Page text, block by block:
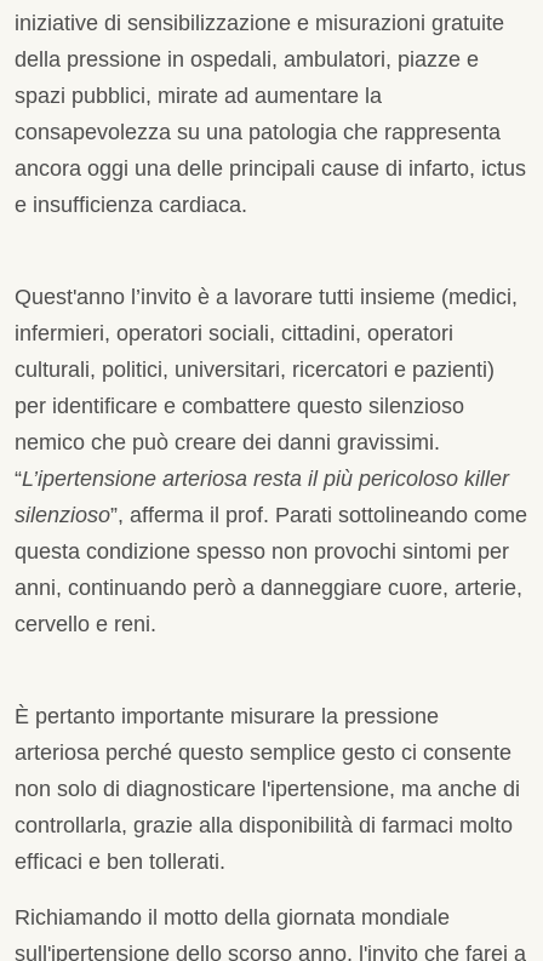
iniziative di sensibilizzazione e misurazioni gratuite
della pressione in ospedali, ambulatori, piazze e
spazi pubblici, mirate ad aumentare la
consapevolezza su una patologia che rappresenta
ancora oggi una delle principali cause di infarto, ictus
e insufficienza cardiaca.
Quest'anno l’invito è a lavorare tutti insieme (medici,
infermieri, operatori sociali, cittadini, operatori
culturali, politici, universitari, ricercatori e pazienti)
per identificare e combattere questo silenzioso
nemico che può creare dei danni gravissimi.
“L’ipertensione arteriosa resta il più pericoloso killer
silenzioso”, afferma il prof. Parati sottolineando come
questa condizione spesso non provochi sintomi per
anni, continuando però a danneggiare cuore, arterie,
cervello e reni.
È pertanto importante misurare la pressione
arteriosa perché questo semplice gesto ci consente
non solo di diagnosticare l'ipertensione, ma anche di
controllarla, grazie alla disponibilità di farmaci molto
efficaci e ben tollerati.
Richiamando il motto della giornata mondiale
sull'ipertensione dello scorso anno, l'invito che farei a